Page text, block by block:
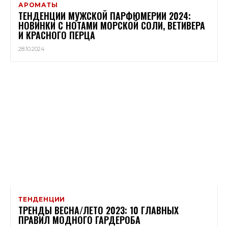
АРОМАТЫ
ТЕНДЕНЦИИ МУЖСКОЙ ПАРФЮМЕРИИ 2024:
НОВИНКИ С НОТАМИ МОРСКОЙ СОЛИ, ВЕТИВЕРА
И КРАСНОГО ПЕРЦА
28.10.2024
ТЕНДЕНЦИИ
ТРЕНДЫ ВЕСНА/ЛЕТО 2023: 10 ГЛАВНЫХ
ПРАВИЛ МОДНОГО ГАРДЕРОБА